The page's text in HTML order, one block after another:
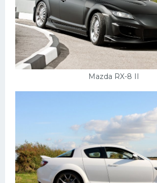
Mazda RX-8 II